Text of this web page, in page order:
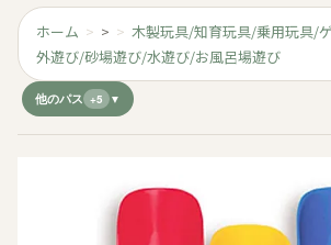
ホーム > 木製玩具/知育玩具/乗用玩具/
外遊び/砂場遊び/水遊び/お風呂場遊び
他のパス +5